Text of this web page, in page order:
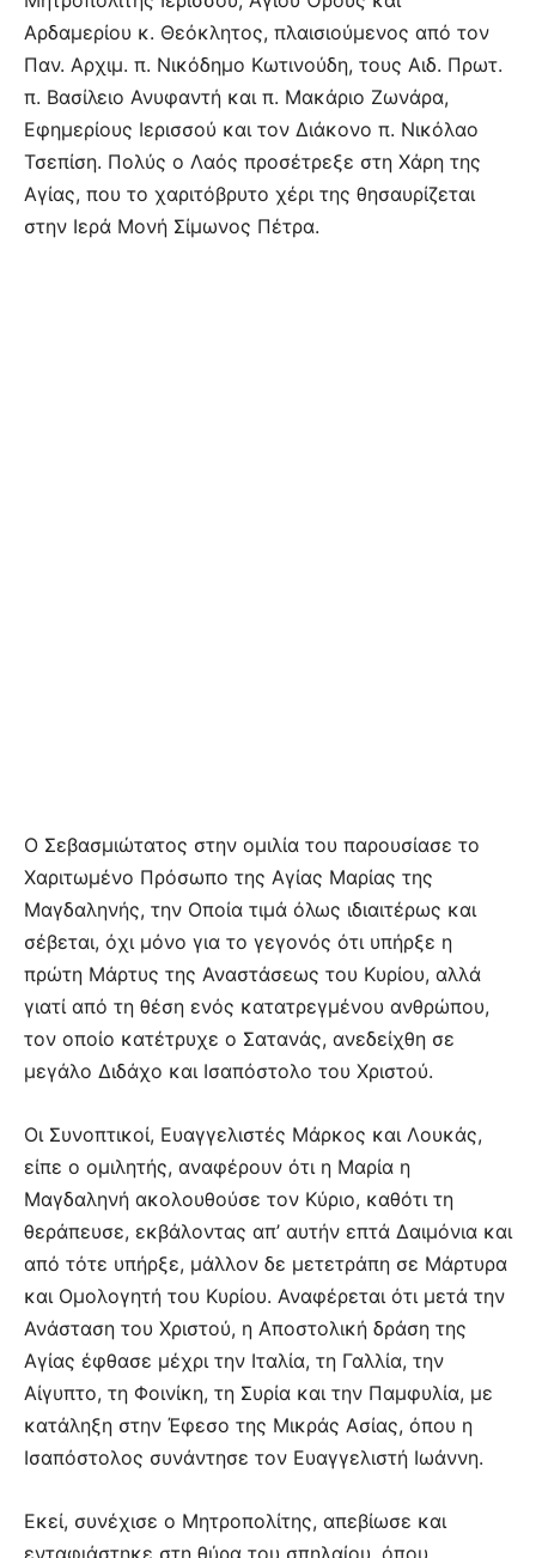
Αρδαμερίου κ. Θεόκλητος, πλαισιούμενος από τον
Παν. Αρχιμ. π. Νικόδημο Κωτινούδη, τους Αιδ. Πρωτ.
π. Βασίλειο Ανυφαντή και π. Μακάριο Ζωνάρα,
Εφημερίους Ιερισσού και τον Διάκονο π. Νικόλαο
Τσεπίση. Πολύς ο Λαός προσέτρεξε στη Χάρη της
Αγίας, που το χαριτόβρυτο χέρι της θησαυρίζεται
στην Ιερά Μονή Σίμωνος Πέτρα.
Ο Σεβασμιώτατος στην ομιλία του παρουσίασε το
Χαριτωμένο Πρόσωπο της Αγίας Μαρίας της
Μαγδαληνής, την Οποία τιμά όλως ιδιαιτέρως και
σέβεται, όχι μόνο για το γεγονός ότι υπήρξε η
πρώτη Μάρτυς της Αναστάσεως του Κυρίου, αλλά
γιατί από τη θέση ενός κατατρεγμένου ανθρώπου,
τον οποίο κατέτρυχε ο Σατανάς, ανεδείχθη σε
μεγάλο Διδάχο και Ισαπόστολο του Χριστού.
Οι Συνοπτικοί, Ευαγγελιστές Μάρκος και Λουκάς,
είπε ο ομιλητής, αναφέρουν ότι η Μαρία η
Μαγδαληνή ακολουθούσε τον Κύριο, καθότι τη
θεράπευσε, εκβάλοντας απ’ αυτήν επτά Δαιμόνια και
από τότε υπήρξε, μάλλον δε μετετράπη σε Μάρτυρα
και Ομολογητή του Κυρίου. Αναφέρεται ότι μετά την
Ανάσταση του Χριστού, η Αποστολική δράση της
Αγίας έφθασε μέχρι την Ιταλία, τη Γαλλία, την
Αίγυπτο, τη Φοινίκη, τη Συρία και την Παμφυλία, με
κατάληξη στην Έφεσο της Μικράς Ασίας, όπου η
Ισαπόστολος συνάντησε τον Ευαγγελιστή Ιωάννη.
Εκεί, συνέχισε ο Μητροπολίτης, απεβίωσε και